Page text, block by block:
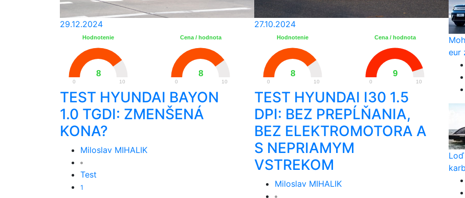
29.12.2024
Hodnotenie
8
0 10
Cena / hodnota
8
0 10
TEST HYUNDAI BAYON
1.0 TGDI: ZMENŠENÁ
KONA?
Miloslav MIHALIK
Test
1
27.10.2024
Hodnotenie
8
0 10
Cena / hodnota
9
0 10
TEST HYUNDAI I30 1.5
DPI: BEZ PREPĹŇANIA,
BEZ ELEKTROMOTORA A
S NEPRIAMYM
VSTREKOM
Miloslav MIHALIK
eur